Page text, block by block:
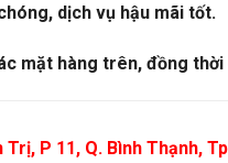
dịch vụ hậu mãi tốt.
mặt hàng trên, đồng
P 11, Q. Bình Thạnh,